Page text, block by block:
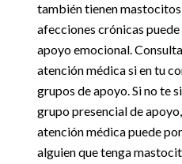
también tienen
afecciones crónicas
apoyo emocional.
atención médica si en tu
grupos de apoyo. Si no te
grupo presencial de
atención médica puede
alguien que tenga